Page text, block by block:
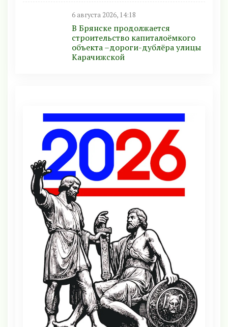
6 августа 2026, 14:18
В Брянске продолжается
строительство капиталоёмкого
объекта –дороги-дублёра улицы
Карачижской